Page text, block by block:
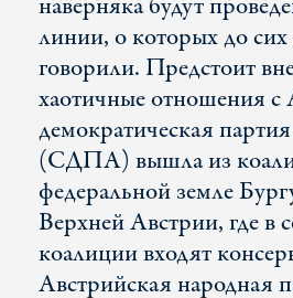
линии, о которых до
говорили. Предстоит
хаотичные отношения
демократическая
(СДПА) вышла из
федеральной земле
Верхней Австрии, где в
коалиции входят
Австрийская